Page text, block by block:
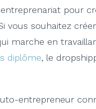
entreprenariat pour
vous souhaitez
marche en
diplôme, le
entrepreneur